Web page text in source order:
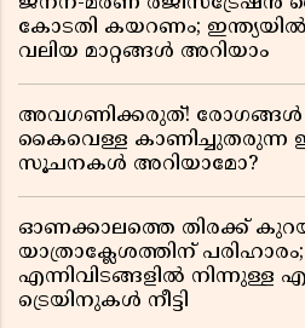
കോടതി കയറണം;
വലിയ മാറ്റങ്ങൾ അറിയാം
അവഗണിക്കരുത്! രോഗങ്ങൾ
കൈവെള്ള കാണിച്ചുതരുന്ന
സൂചനകൾ അറിയാമോ?
ഓണക്കാലത്തെ തിരക്ക്
യാത്രാക്ലേശത്തിന്
എന്നിവിടങ്ങളിൽ നിന്നുള്ള
ട്രെയിനുകൾ നീട്ടി